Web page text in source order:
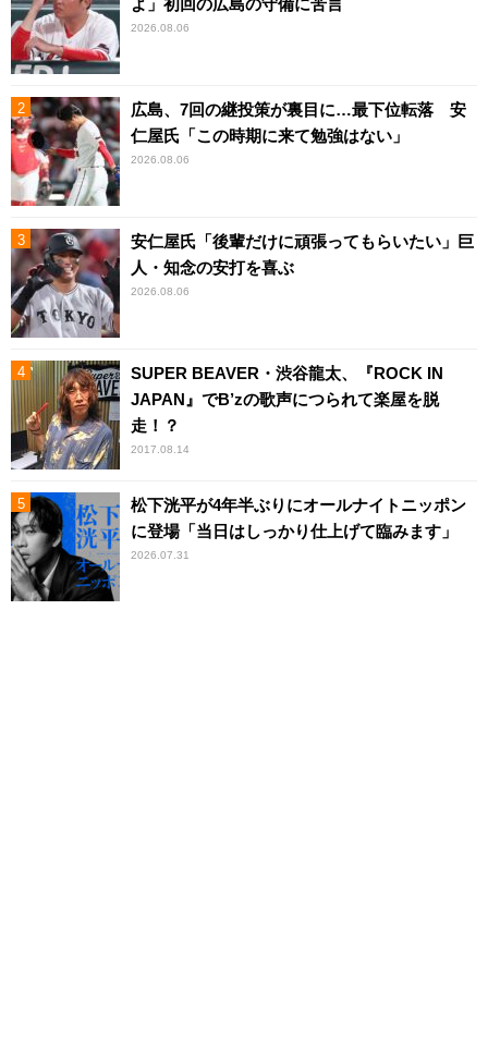
2026.08.06
広島、7回の継投策が裏目に…最下位転落 安
仁屋氏「この時期に来て勉強はない」
2026.08.06
安仁屋氏「後輩だけに頑張ってもらいたい」巨
人・知念の安打を喜ぶ
2026.08.06
SUPER BEAVER・渋谷龍太、『ROCK IN
JAPAN』でB’zの歌声につられて楽屋を脱
走！？
2017.08.14
松下洸平が4年半ぶりにオールナイトニッポン
に登場「当日はしっかり仕上げて臨みます」
2026.07.31